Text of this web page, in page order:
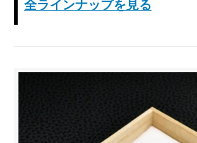
全ラインナップを見る